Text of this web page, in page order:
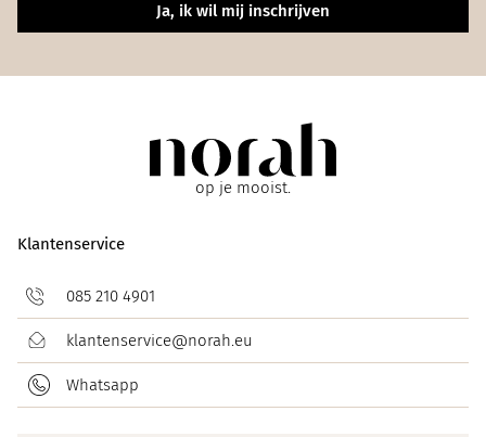
Ja, ik wil mij inschrijven
op je mooist.
Klantenservice
085 210 4901
klantenservice@norah.eu
Whatsapp